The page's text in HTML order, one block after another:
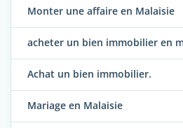
Monter une affaire en Malaisie
acheter un bien immobilier en
Achat un bien immobilier.
Mariage en Malaisie